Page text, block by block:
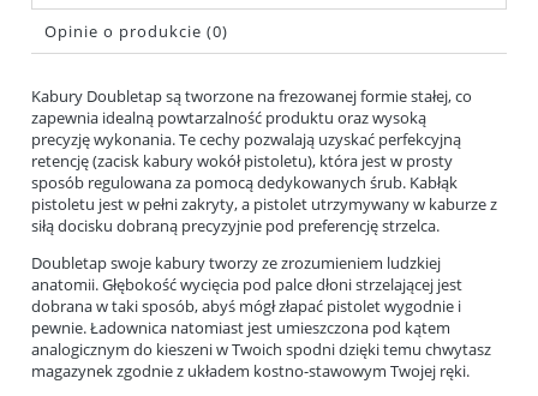
Opinie o produkcie (0)
Kabury Doubletap są tworzone na frezowanej formie stałej, co
zapewnia idealną powtarzalność produktu oraz wysoką
precyzję wykonania. Te cechy pozwalają uzyskać perfekcyjną
retencję (zacisk kabury wokół pistoletu), która jest w prosty
sposób regulowana za pomocą dedykowanych śrub. Kabłąk
pistoletu jest w pełni zakryty, a pistolet utrzymywany w kaburze z
siłą docisku dobraną precyzyjnie pod preferencję strzelca.
Doubletap swoje kabury tworzy ze zrozumieniem ludzkiej
anatomii. Głębokość wycięcia pod palce dłoni strzelającej jest
dobrana w taki sposób, abyś mógł złapać pistolet wygodnie i
pewnie. Ładownica natomiast jest umieszczona pod kątem
analogicznym do kieszeni w Twoich spodni dzięki temu chwytasz
magazynek zgodnie z układem kostno-stawowym Twojej ręki.